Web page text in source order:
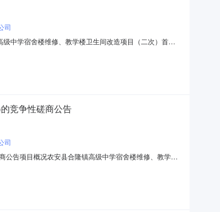
司
中学宿舍楼维修、教学楼卫生间改造项目（二次）首次
竞争性磋商公告
司
告项目概况农安县合隆镇高级中学宿舍楼维修、教学楼